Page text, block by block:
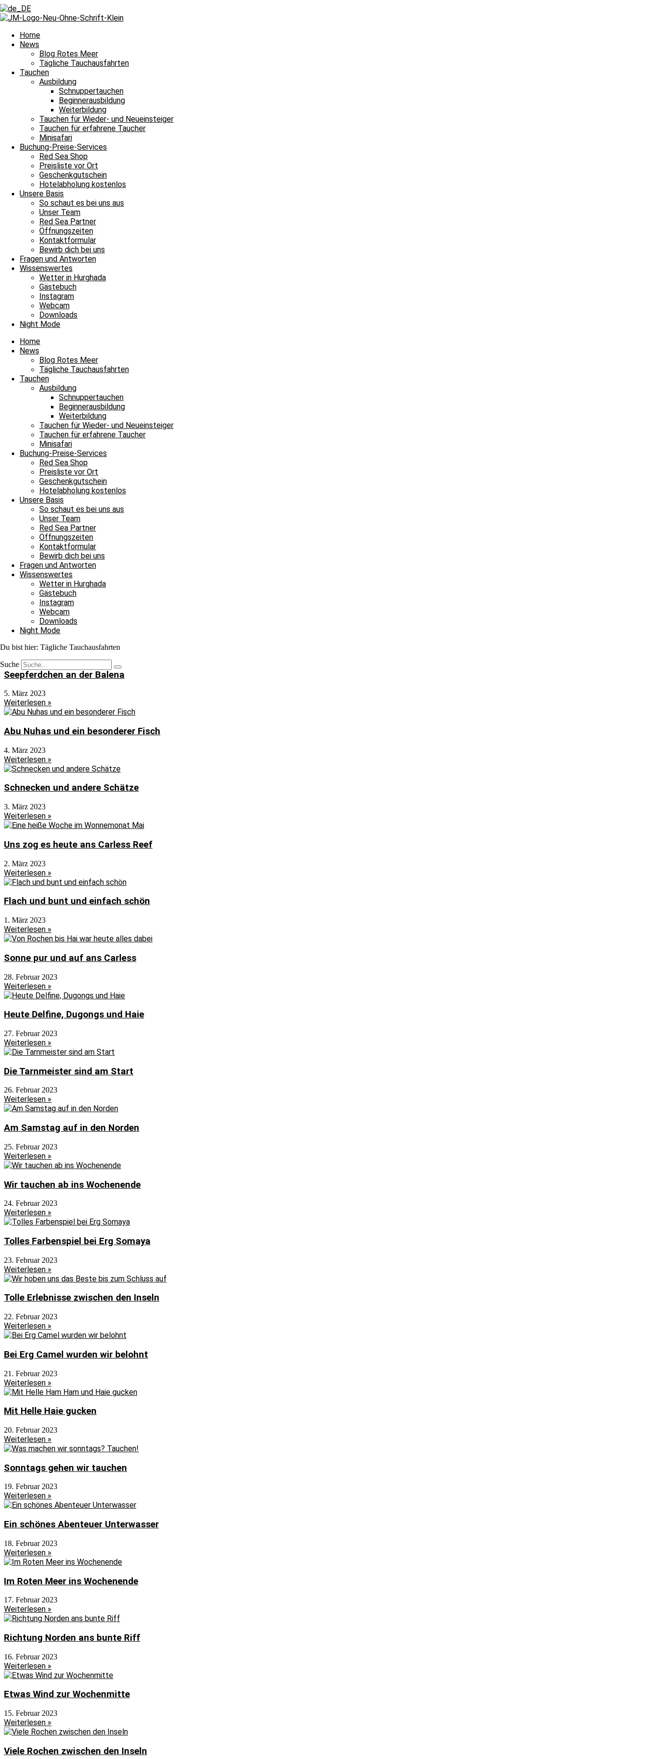
Home
News
Blog Rotes Meer
Tägliche Tauchausfahrten
Tauchen
Ausbildung
Schnuppertauchen
Beginnerausbildung
Weiterbildung
Tauchen für Wieder- und Neueinsteiger
Tauchen für erfahrene Taucher
Minisafari
Buchung-Preise-Services
Red Sea Shop
Preisliste vor Ort
Geschenkgutschein
Hotelabholung kostenlos
Unsere Basis
So schaut es bei uns aus
Unser Team
Red Sea Partner
Öffnungszeiten
Kontaktformular
Bewirb dich bei uns
Fragen und Antworten
Wissenswertes
Wetter in Hurghada
Gästebuch
Instagram
Webcam
Downloads
Night Mode
Home
News
Blog Rotes Meer
Tägliche Tauchausfahrten
Tauchen
Ausbildung
Schnuppertauchen
Beginnerausbildung
Weiterbildung
Tauchen für Wieder- und Neueinsteiger
Tauchen für erfahrene Taucher
Minisafari
Buchung-Preise-Services
Red Sea Shop
Preisliste vor Ort
Geschenkgutschein
Hotelabholung kostenlos
Unsere Basis
So schaut es bei uns aus
Unser Team
Red Sea Partner
Öffnungszeiten
Kontaktformular
Bewirb dich bei uns
Fragen und Antworten
Wissenswertes
Wetter in Hurghada
Gästebuch
Instagram
Webcam
Downloads
Night Mode
Du bist hier: Tägliche Tauchausfahrten
Suche
Tägliche Tauchausfahrten
Unsere Erlebnisse im Roten Meer
Archiv
Ein bisschen Aprilwetter im März
8. März 2023
Weiterlesen »
Mit dem Wind zum Tauchplatz
7. März 2023
Weiterlesen »
Ein Tauchtag am Aquarium
6. März 2023
Weiterlesen »
Seepferdchen an der Balena
5. März 2023
Weiterlesen »
Abu Nuhas und ein besonderer Fisch
4. März 2023
Weiterlesen »
Schnecken und andere Schätze
3. März 2023
Weiterlesen »
Uns zog es heute ans Carless Reef
2. März 2023
Weiterlesen »
Flach und bunt und einfach schön
1. März 2023
Weiterlesen »
Sonne pur und auf ans Carless
28. Februar 2023
Weiterlesen »
Heute Delfine, Dugongs und Haie
27. Februar 2023
Weiterlesen »
Die Tarnmeister sind am Start
26. Februar 2023
Weiterlesen »
Am Samstag auf in den Norden
25. Februar 2023
Weiterlesen »
Wir tauchen ab ins Wochenende
24. Februar 2023
Weiterlesen »
Tolles Farbenspiel bei Erg Somaya
23. Februar 2023
Weiterlesen »
Tolle Erlebnisse zwischen den Inseln
22. Februar 2023
Weiterlesen »
Bei Erg Camel wurden wir belohnt
21. Februar 2023
Weiterlesen »
Mit Helle Haie gucken
20. Februar 2023
Weiterlesen »
Sonntags gehen wir tauchen
19. Februar 2023
Weiterlesen »
Ein schönes Abenteuer Unterwasser
18. Februar 2023
Weiterlesen »
Im Roten Meer ins Wochenende
17. Februar 2023
Weiterlesen »
Richtung Norden ans bunte Riff
16. Februar 2023
Weiterlesen »
Etwas Wind zur Wochenmitte
15. Februar 2023
Weiterlesen »
Viele Rochen zwischen den Inseln